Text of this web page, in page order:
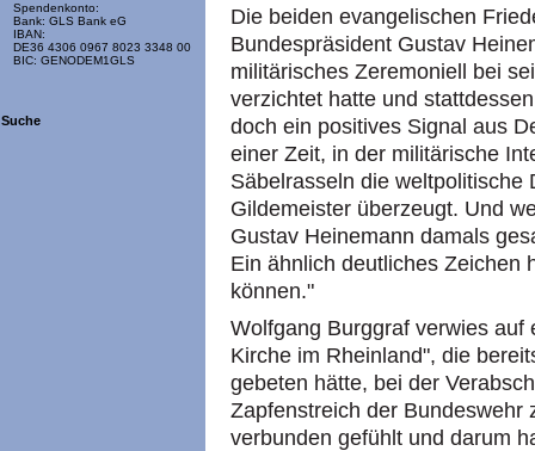
Spendenkonto:
Bank: GLS Bank eG
IBAN:
DE36 4306 0967 8023 3348 00
BIC: GENODEM1GLS
Suche
Die beiden evangelischen
Bundespräsident Gustav
militärisches Zeremoniell bei
verzichtet hatte und
doch ein positives Signal aus
einer Zeit, in der militärische
Säbelrasseln die weltpolitische
Gildemeister überzeugt. Und
Gustav Heinemann damals
Ein ähnlich deutliches Zeichen
können."
Wolfgang Burggraf verwies auf
Kirche im Rheinland", die
gebeten hätte, bei der
Zapfenstreich der Bundeswehr
verbunden gefühlt und darum